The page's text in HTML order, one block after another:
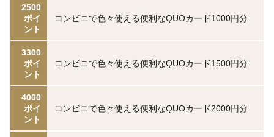
2500
ポイ
ント
コンビニで色々使える便利なQUOカード1000円分
3300
ポイ
ント
コンビニで色々使える便利なQUOカード1500円分
4000
ポイ
ント
コンビニで色々使える便利なQUOカード2000円分